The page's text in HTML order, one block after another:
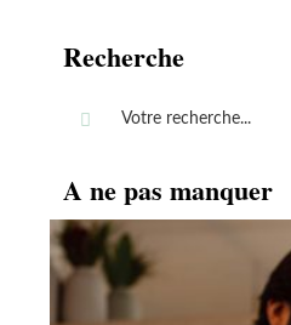
Recherche
A ne pas manquer